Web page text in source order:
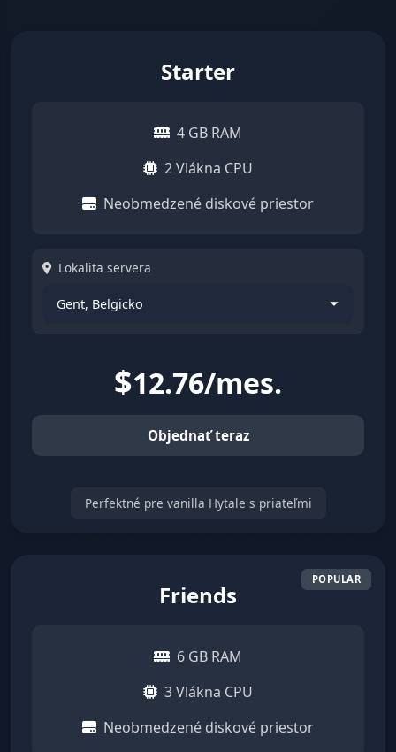
Starter
4 GB RAM
2 Vlákna CPU
Neobmedzené diskové priestor
Lokalita servera
$12.76/mes.
Objednať teraz
Perfektné pre vanilla Hytale s priateľmi
Friends
6 GB RAM
3 Vlákna CPU
Neobmedzené diskové priestor